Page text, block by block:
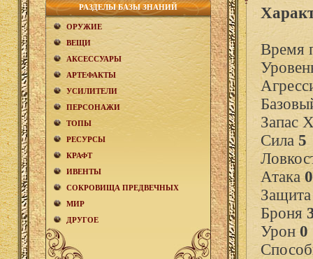
РАЗДЕЛЫ БАЗЫ ЗНАНИЙ
ОРУЖИЕ
ВЕЩИ
АКCЕСCУАРЫ
АРТЕФАКТЫ
УСИЛИТЕЛИ
ПЕРСОНАЖИ
ТОПЫ
РЕСУРСЫ
КРАФТ
ИВЕНТЫ
СОКРОВИЩА ПРЕДВЕЧНЫХ
МИР
ДРУГОЕ
Время
Запас
Сила 5
Атака 0
Броня
Урон0